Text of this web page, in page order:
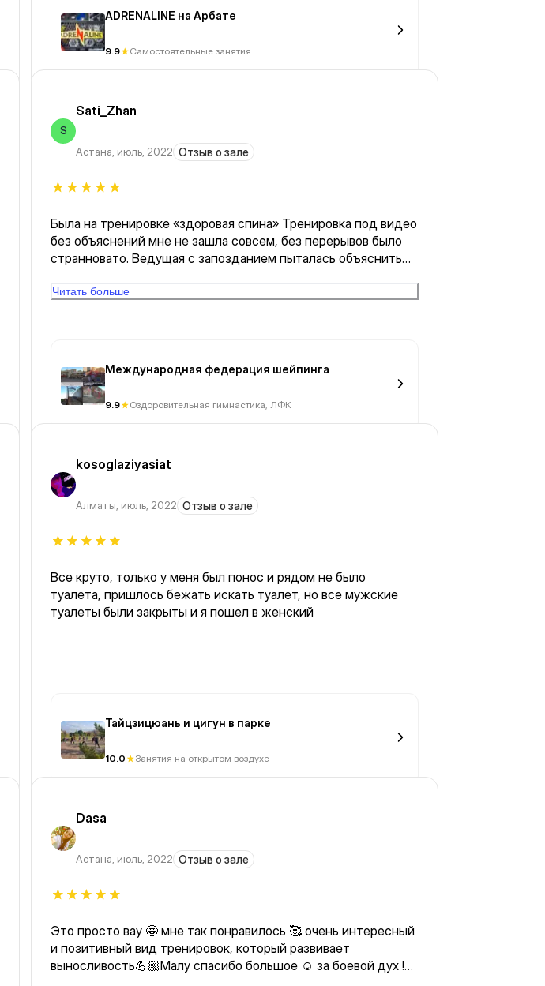
ADRENALINE на Арбате
9.9 Самостоятельные занятия
S
Sati_Zhan
Астана, июль, 2022 Отзыв о зале
Была на тренировке «здоровая спина» Тренировка под видео
без объяснений мне не зашла совсем, без перерывов было
странновато. Ведущая с запозданием пыталась объяснить
объясняла. Качество видео было так себе, упреждения
такой формат, показалось что это просто совсем не тренер,
физ форма в том числе не говорила о том что это тренер.
Зал не так быстро найти, вывеска и вход в разных местах. В
остальном чистенько, есть закрывающиеся шкафчики и
Читать больше
Международная федерация шейпинга
9.9 Оздоровительная гимнастика, ЛФК
kosoglaziyasiat
Алматы, июль, 2022 Отзыв о зале
Все круто, только у меня был понос и рядом не было
туалета, пришлось бежать искать туалет, но все мужские
туалеты были закрыты и я пошел в женский
Тайцзицюань и цигун в парке
10.0 Занятия на открытом воздухе
Dasa
Астана, июль, 2022 Отзыв о зале
Это просто вау 🤩 мне так понравилось 🥰 очень интересный
и позитивный вид тренировок, который развивает
выносливость💪🏼Малу спасибо большое ☺️ за боевой дух !